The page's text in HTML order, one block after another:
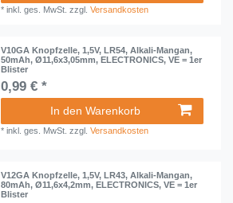
*inkl. ges. MwSt. zzgl.Versandkosten
V10GA Knopfzelle, 1,5V, LR54, Alkali-Mangan,
50mAh, Ø11,6x3,05mm, ELECTRONICS, VE = 1er
Blister
0,99 € *
In den Warenkorb
*inkl. ges. MwSt. zzgl.Versandkosten
V12GA Knopfzelle, 1,5V, LR43, Alkali-Mangan,
80mAh, Ø11,6x4,2mm, ELECTRONICS, VE = 1er
Blister